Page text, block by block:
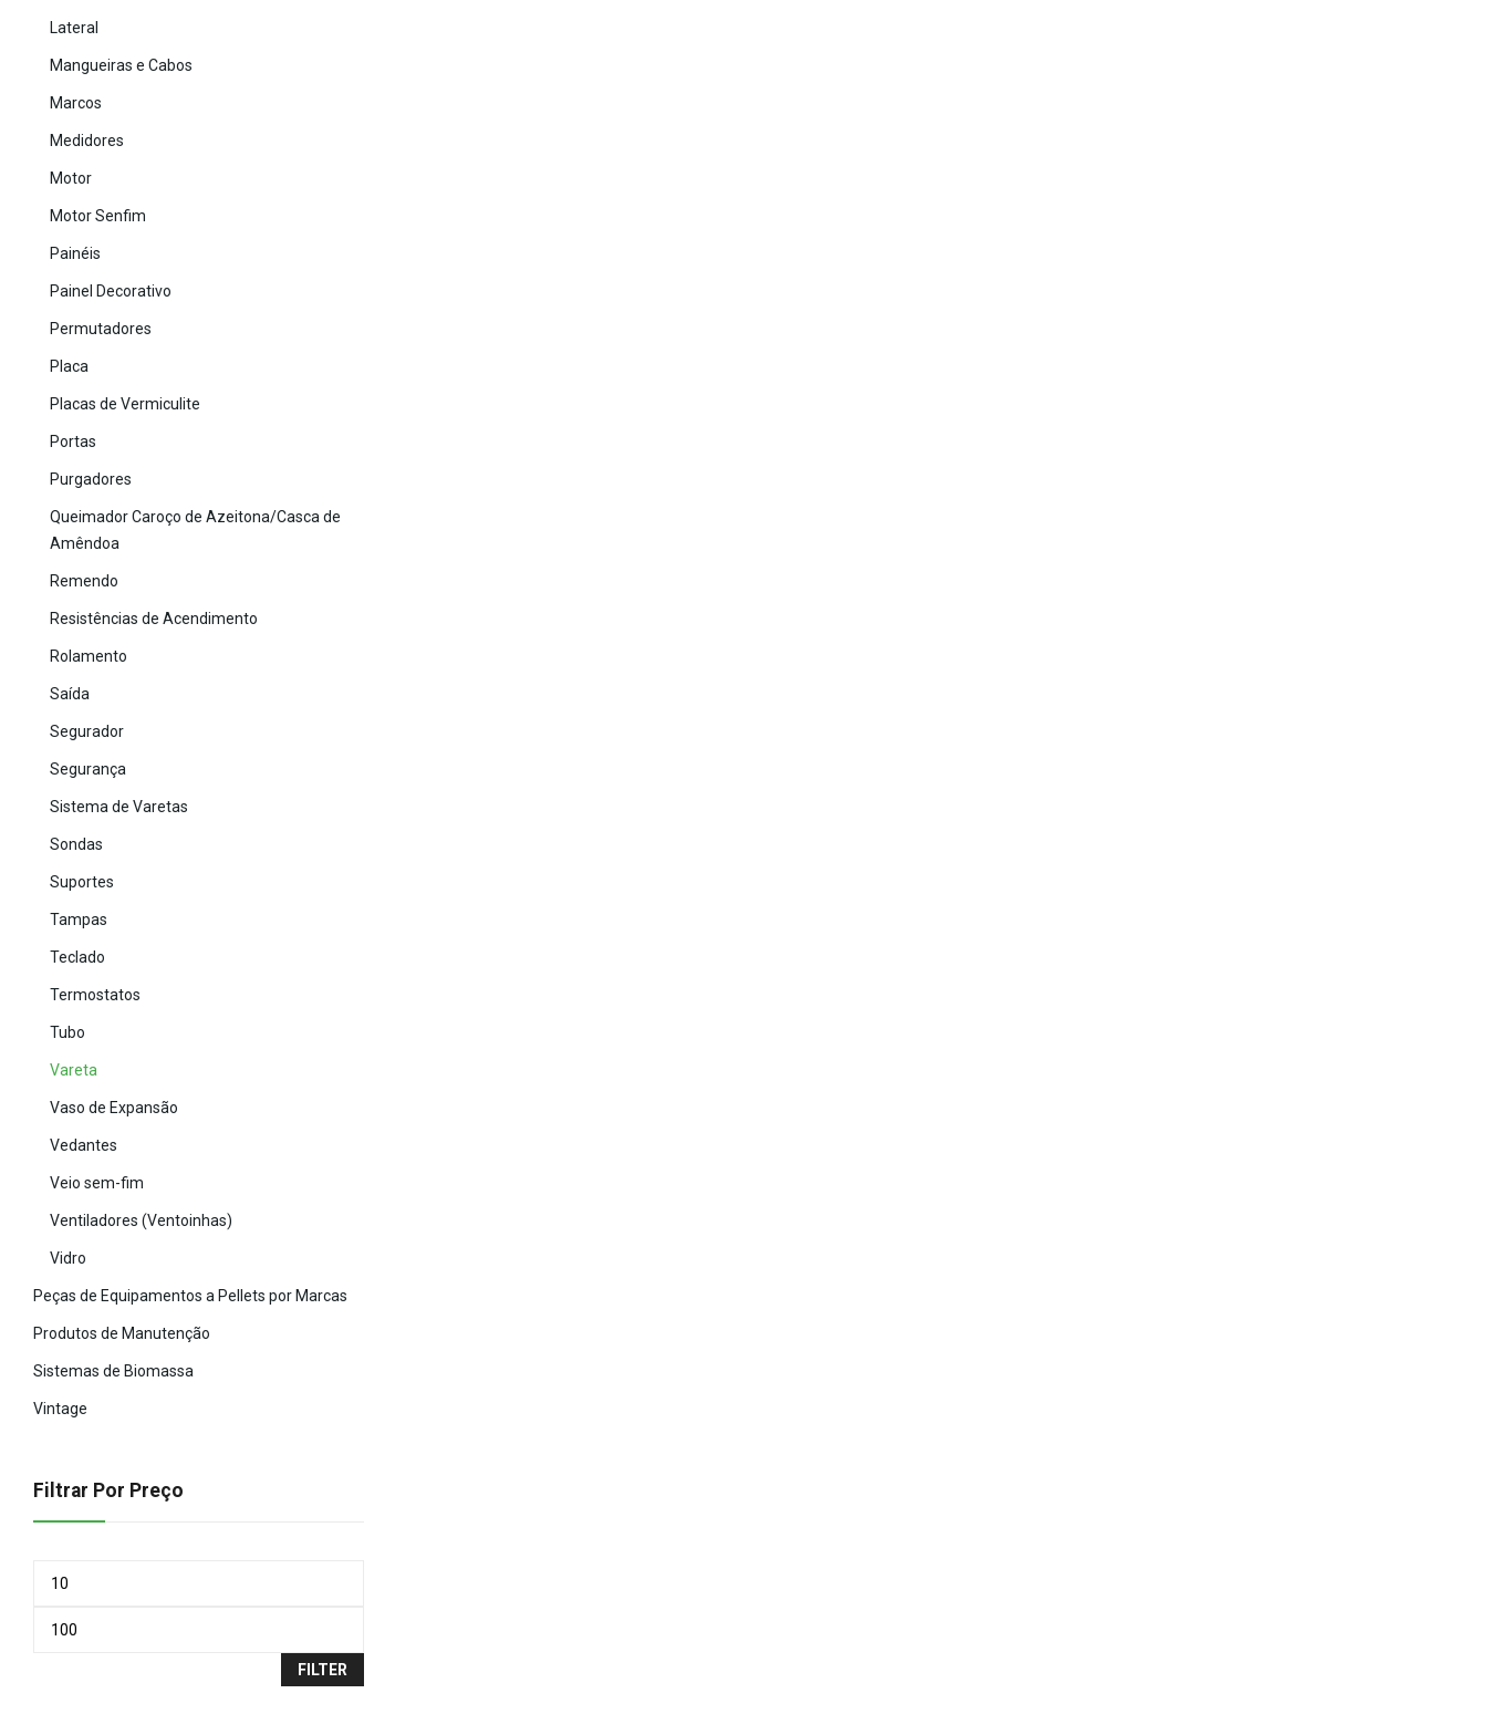
Lateral
Mangueiras e Cabos
Marcos
Medidores
Motor
Motor Senfim
Painéis
Painel Decorativo
Permutadores
Placa
Placas de Vermiculite
Portas
Purgadores
Queimador Caroço de Azeitona/Casca de
Amêndoa
Remendo
Resistências de Acendimento
Rolamento
Saída
Segurador
Segurança
Sistema de Varetas
Sondas
Suportes
Tampas
Teclado
Termostatos
Tubo
Vareta
Vaso de Expansão
Vedantes
Veio sem-fim
Ventiladores (Ventoinhas)
Vidro
Peças de Equipamentos a Pellets por Marcas
Produtos de Manutenção
Sistemas de Biomassa
Vintage
Filtrar Por Preço
FILTER